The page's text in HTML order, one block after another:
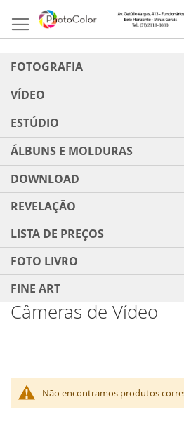
para
o
FOTOGRAFIA
VÍDEO
ESTÚDIO
ÁLBUNS E MOLDURAS
DOWNLOAD
REVELAÇÃO
LISTA DE PREÇOS
FOTO LIVRO
FINE ART
Câmeras de Vídeo
Não encontramos produtos